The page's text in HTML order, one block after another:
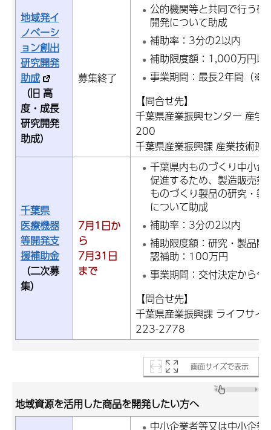
地域発イ
ノベーシ
ョン創出
研究開発
助成
（旧 高
度・成長
研究開発
助成）
募集終了
公的機関等と共同で行う
開発について助成
補助率：3分の2以内
補助限度額：1,000万円以
事業期間：最長2年間（※
【問合せ先】
千葉県産業振興センター 産
200
千葉県産業振興課 産業技術
千葉県
医療機器
等開発支
援補助金
（二次募
集）
7月1日か
ら
7月31日
まで
千葉県内ものづくり中小
促進するため、製造販売
ものづくり製品の研究・
について助成
補助率：3分の2以内
補助限度額：研究・製品
認補助：100万円
事業期間：交付決定から
【問合せ先】
千葉県産業振興課 ライフサ
223-2778
画面サイズで表示
地域資源を活用した商品を開発したい方へ
中小企業者等又は中小企